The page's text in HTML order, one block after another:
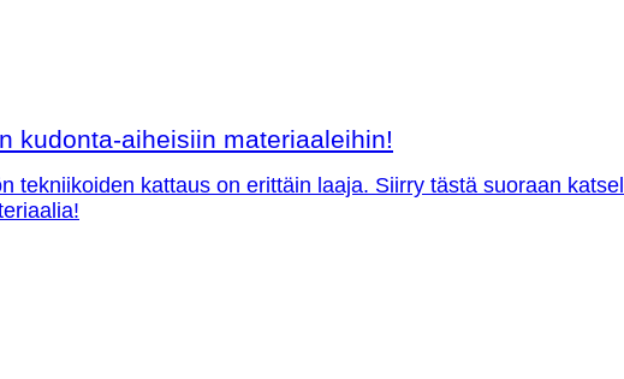
kudonta-aiheisiin materiaaleihin!
tekniikoiden kattaus on erittäin laaja. Siirry tästä suoraan